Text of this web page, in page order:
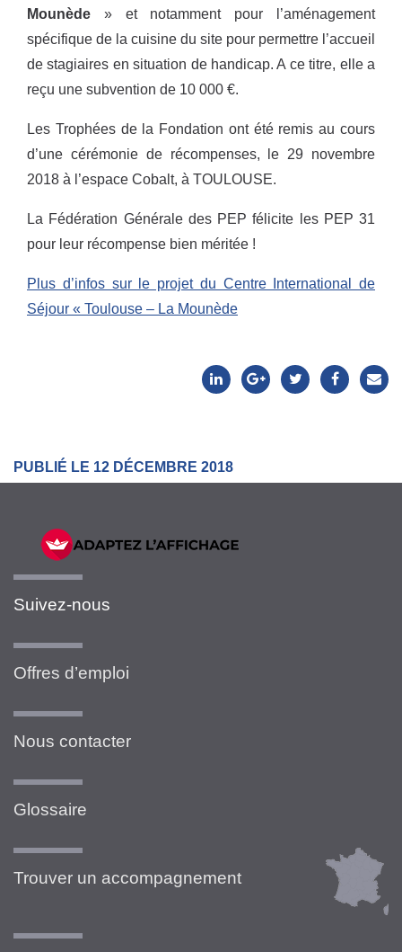
Mounède » et notamment pour l’aménagement
spécifique de la cuisine du site pour permettre l’accueil
de stagiaires en situation de handicap. A ce titre, elle a
reçu une subvention de 10 000 €.
Les Trophées de la Fondation ont été remis au cours
d’une cérémonie de récompenses, le 29 novembre
2018 à l’espace Cobalt, à TOULOUSE.
La Fédération Générale des PEP félicite les PEP 31
pour leur récompense bien méritée !
Plus d’infos sur le projet du Centre International de
Séjour « Toulouse – La Mounède
PUBLIÉ LE 12 DÉCEMBRE 2018
Suivez-nous
Offres d’emploi
Nous contacter
Glossaire
Trouver un accompagnement